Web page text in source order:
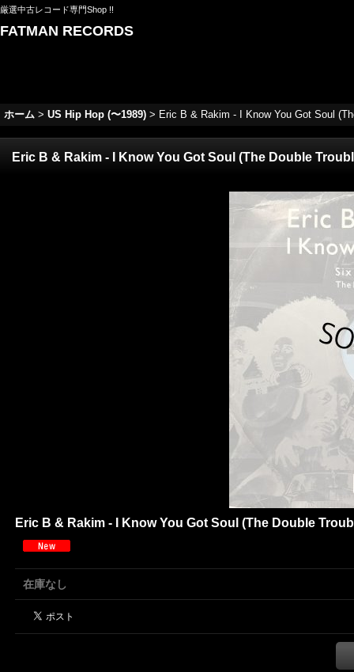
厳選中古レコード専門Shop !!
FATMAN RECORDS
ホーム > US Hip Hop (〜1989) > Eric B & Rakim - I Know You Got Soul
Eric B & Rakim - I Know You Got Soul (The Double
Eric B & Rakim - I Know You Got Soul (The Double
在庫なし